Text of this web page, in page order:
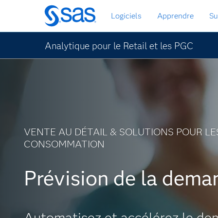
Passer
au
contenu
principal
Logiciels Apprendre
Analytique pour le Retail et les PGC
VENTE AU DÉTAIL & SOLUTIONS POUR
CONSOMMATION
Prévision de la
Prévision de la